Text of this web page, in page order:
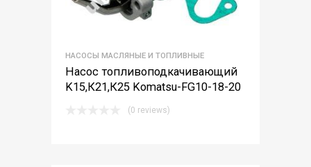
НАСОСЫ МАСЛЯНЫЕ И ТОПЛИВНЫЕ
Насос топливоподкачивающий
K15,К21,К25 Komatsu-FG10-18-20
(0 reviews)